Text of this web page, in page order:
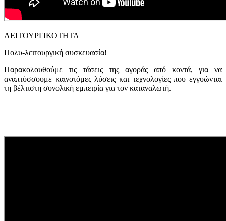
ΛΕΙΤΟΥΡΓΙΚΟΤΗΤΑ
Πολυ-λειτουργική συσκευασία!
Παρακολουθούμε τις τάσεις της αγοράς από κοντά, για να
αναπτύσσουμε καινοτόμες λύσεις και τεχνολογίες που εγγυώνται
τη βέλτιστη συνολική εμπειρία για τον καταναλωτή.